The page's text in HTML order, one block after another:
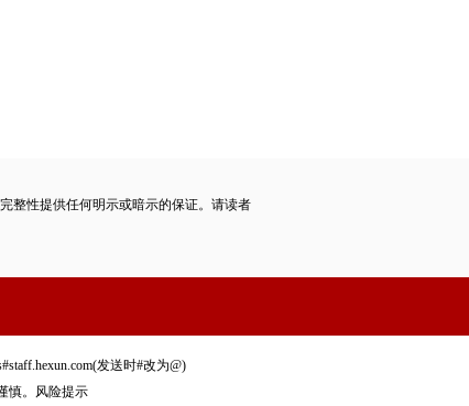
整性提供任何明示或暗示的保证。请读者
发送时#改为@)
。
风险提示